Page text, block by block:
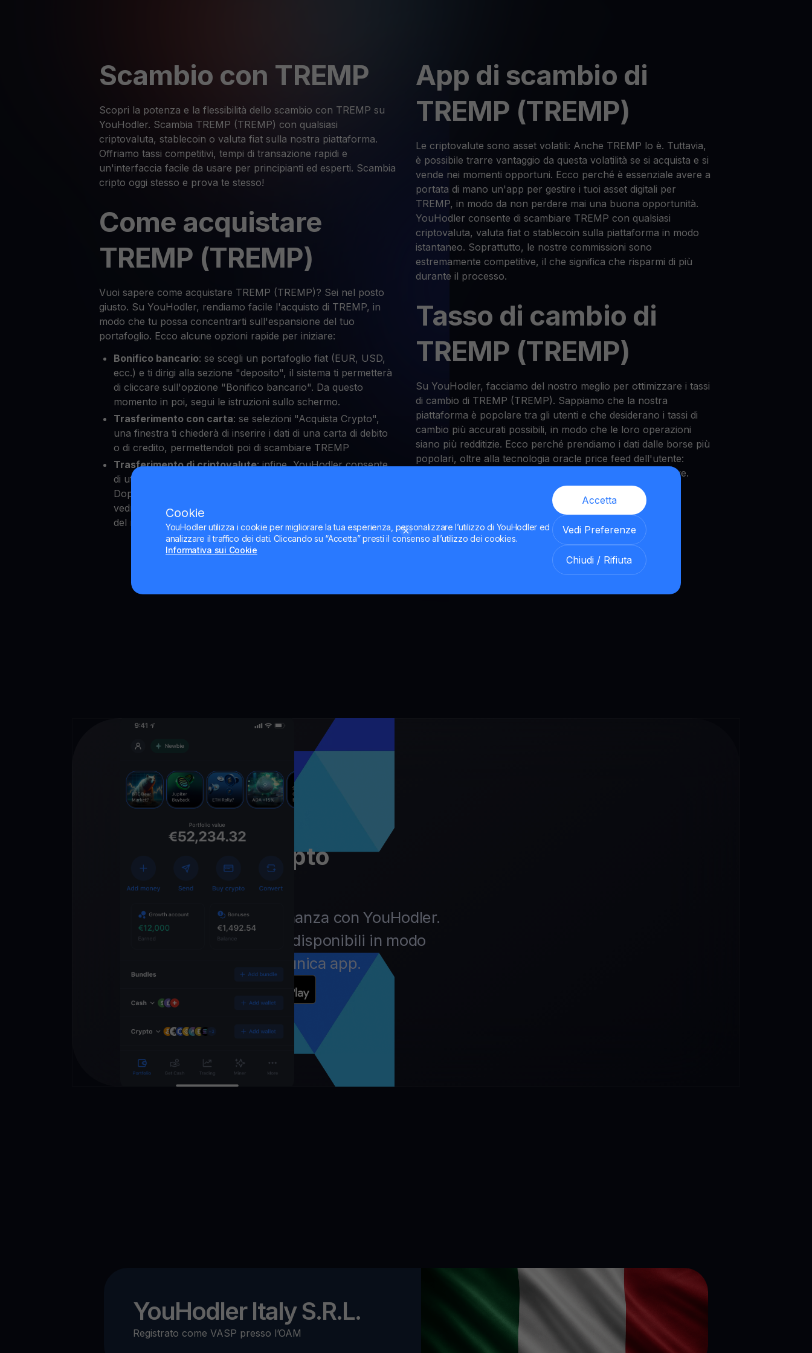
Cookie
YouHodler utilizza i cookie per migliorare la tua esperienza, personalizzare l’utilizzo di YouHodler ed
analizzare il traffico dei dati. Cliccando su “Accetta” presti il consenso all’utilizzo dei cookies.
Informativa sui Cookie
Accetta
Vedi Preferenze
Chiudi / Rifiuta
Scambio con TREMP
Scopri la potenza e la flessibilità dello scambio con TREMP su
YouHodler. Scambia TREMP (TREMP) con qualsiasi
criptovaluta, stablecoin o valuta fiat sulla nostra piattaforma.
Offriamo tassi competitivi, tempi di transazione rapidi e
un'interfaccia facile da usare per principianti ed esperti. Scambia
cripto oggi stesso e prova te stesso!
Come acquistare
TREMP (TREMP)
Vuoi sapere come acquistare TREMP (TREMP)? Sei nel posto
giusto. Su YouHodler, rendiamo facile l'acquisto di TREMP, in
modo che tu possa concentrarti sull'espansione del tuo
portafoglio. Ecco alcune opzioni rapide per iniziare:
Bonifico bancario: se scegli un portafoglio fiat (EUR, USD,
ecc.) e ti dirigi alla sezione "deposito", il sistema ti permetterà
di cliccare sull'opzione "Bonifico bancario". Da questo
momento in poi, segui le istruzioni sullo schermo.
Trasferimento con carta: se selezioni "Acquista Crypto",
una finestra ti chiederà di inserire i dati di una carta di debito
o di credito, permettendoti poi di scambiare TREMP
Trasferimento di criptovalute: infine, YouHodler consente
di utilizzare le criptovalute per scambiare TREMP (TREMP).
Dopo aver selezionato il tuo portafoglio di criptovalute,
vedrai il sistema applicare sempre il miglior tasso di cambio
del mercato a tutte le tue operazioni.
App di scambio di
TREMP (TREMP)
Le criptovalute sono asset volatili: Anche TREMP lo è. Tuttavia,
è possibile trarre vantaggio da questa volatilità se si acquista e si
vende nei momenti opportuni. Ecco perché è essenziale avere a
portata di mano un'app per gestire i tuoi asset digitali per
TREMP, in modo da non perdere mai una buona opportunità.
YouHodler consente di scambiare TREMP con qualsiasi
criptovaluta, valuta fiat o stablecoin sulla piattaforma in modo
istantaneo. Soprattutto, le nostre commissioni sono
estremamente competitive, il che significa che risparmi di più
durante il processo.
Tasso di cambio di
TREMP (TREMP)
Su YouHodler, facciamo del nostro meglio per ottimizzare i tassi
di cambio di TREMP (TREMP). Sappiamo che la nostra
piattaforma è popolare tra gli utenti e che desiderano i tassi di
cambio più accurati possibili, in modo che le loro operazioni
siano più redditizie. Ecco perché prendiamo i dati dalle borse più
popolari, oltre alla tecnologia oracle price feed dell'utente:
garantiamo che non troverai tassi di cambio migliori altrove.
Scarica l’app
Crypto
Wallet
Sblocca il futuro della finanza con YouHodler.
Accedi ai servizi crypto disponibili in modo
semplice e sicuro in un’unica app.
YouHodler Italy S.R.L.
Registrato come VASP presso l’OAM